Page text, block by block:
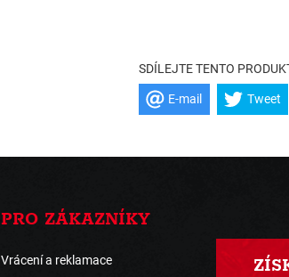
SDÍLEJTE TENTO
E-mail Tweet
PRO ZÁKAZNÍKY
Vrácení a reklamace